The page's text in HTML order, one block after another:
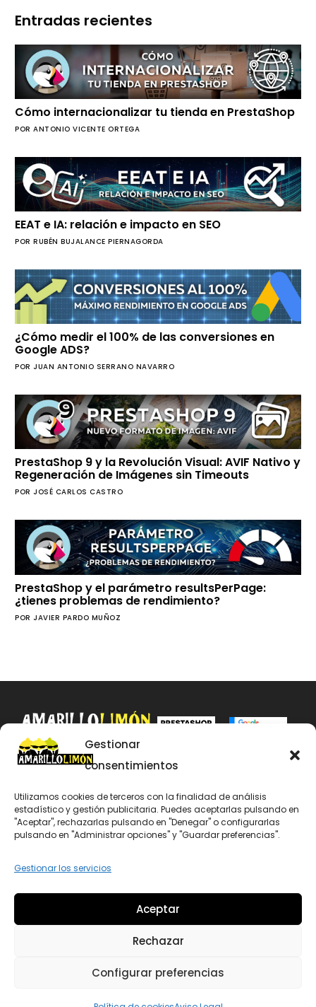
Gestionar
consentimientos
Utilizamos cookies de terceros con la finalidad de análisis
estadístico y gestión publicitaria. Puedes aceptarlas pulsando en
"Aceptar", rechazarlas pulsando en "Denegar" o configurarlas
pulsando en "Administrar opciones" y "Guardar preferencias".
Gestionar los servicios
Aceptar
Rechazar
Configurar preferencias
Entradas recientes
Cómo internacionalizar tu tienda en PrestaShop
POR ANTONIO VICENTE ORTEGA
EEAT e IA: relación e impacto en SEO
POR RUBÉN BUJALANCE PIERNAGORDA
¿Cómo medir el 100% de las conversiones en
Google ADS?
POR JUAN ANTONIO SERRANO NAVARRO
PrestaShop 9 y la Revolución Visual: AVIF Nativo y
Regeneración de Imágenes sin Timeouts
POR JOSÉ CARLOS CASTRO
PrestaShop y el parámetro resultsPerPage:
¿tienes problemas de rendimiento?
POR JAVIER PARDO MUÑOZ
634 470 111
info@amarillolimon.net
Aviso Legal
Política de Cookies
Agentes Digitalizadores Marketing